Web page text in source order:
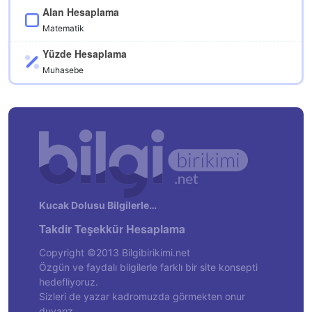
Alan Hesaplama
Matematik
Yüzde Hesaplama
Muhasebe
Kucak Dolusu Bilgilerle…
Takdir Teşekkür Hesaplama
Copyright ©2013 Bilgibirikimi.net
Özgün ve faydalı bilgilerle farklı bir site konsepti
hedefliyoruz.
Sizleri de yazar kadromuzda görmekten onur